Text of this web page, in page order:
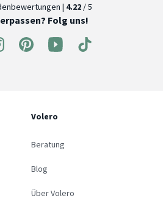
| 4.22 / 5
Folg uns!
Volero
Beratung
Blog
Über Volero